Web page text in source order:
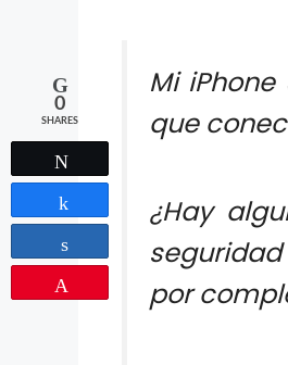
Mi
que
¿Hay
por
0
SHARES